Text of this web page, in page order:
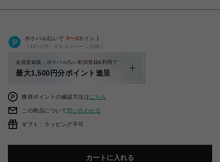
ポケパル払いで 0〜0ポイント
（1P=1円）※キャンペーン分除く
会員登録後、ポケパル払い初回登録&利用で
最大1,500円分ポイント進呈
獲得ポイントの確認方法は こちら
この商品について問い合わせる
ギフト：ラッピング不可
カートに入れる